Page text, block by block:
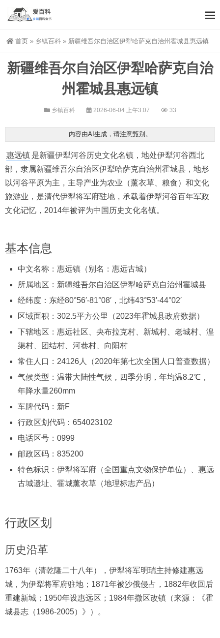
首页 » 乡镇百科 » 新疆维吾尔自治区伊犁哈萨克自治州霍城县惠远镇
新疆维吾尔自治区伊犁哈萨克自治
州霍城县惠远镇
乡镇百科 2026-06-04 上午3:07 33
内容由AI生成，请注意甄别。
惠远镇 是新疆伊犁河谷历史文化名镇，地处伊犁河谷西北
部，隶属新疆维吾尔自治区伊犁哈萨克自治州霍城县，地形
以河谷平原为主，主导产业为农业（薰衣草、粮食）和文化
旅游业，是清代伊犁将军府驻地，承载着伊犁河谷百年军政
文化记忆，2014年被评为中国历史文化名镇。
基本信息
中文名称：惠远镇（别名：惠远古城）
所属地区：新疆维吾尔自治区伊犁哈萨克自治州霍城县
经纬度：东经80°56′-81°08′，北纬43°53′-44°02′
区域面积：302.5平方公里（2023年霍城县政府数据）
下辖地区：惠远社区、央布拉克村、新城村、老城村、湟
渠村、团结村、河巷村、向阳村
常住人口：24126人（2020年第七次全国人口普查数据）
气候类型：温带大陆性气候，四季分明，年均温8.2℃，
年降水量260mm
车牌代码：新F
行政区划代码：654023102
电话区号：0999
邮政区码：835200
特色标识：伊犁将军府（全国重点文物保护单位）、惠远
古城遗址、霍城薰衣草（地理标志产品）
行政区划
历史沿革
1763年（清乾隆二十八年），伊犁将军明瑞主持修建惠远
城，为伊犁将军府驻地；1871年被沙俄侵占，1882年收回后
重建新城；1950年设惠远区；1984年撤区改镇（来源：《霍
城县志（1986-2005）》）。